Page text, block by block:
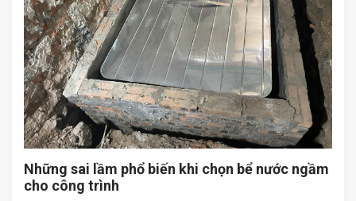
Những sai lầm phổ biến khi chọn bể nước ngầm
cho công trình